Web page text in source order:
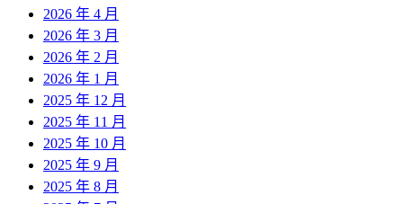
2026 年 4 月
2026 年 3 月
2026 年 2 月
2026 年 1 月
2025 年 12 月
2025 年 11 月
2025 年 10 月
2025 年 9 月
2025 年 8 月